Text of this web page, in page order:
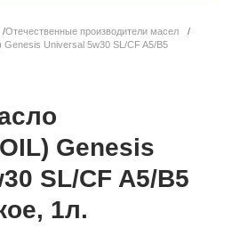
Отечественные производители масел
Universal 5w30 SL/CF A5/B5
Genesis
SL/CF A5/B5
1л.